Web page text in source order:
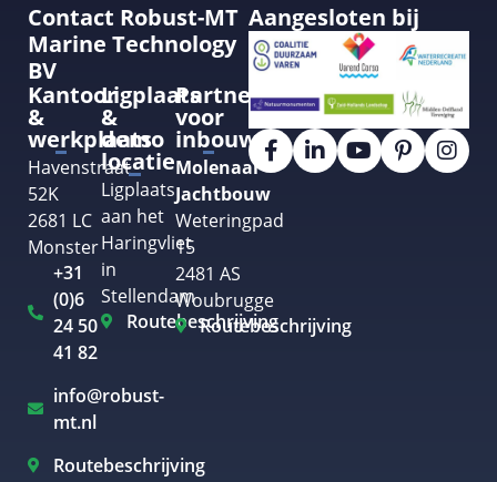
Contact Robust-MT
Marine Technology
BV
Kantoor
&
werkplaats
Havenstraat
52K
2681 LC
Monster
+31
(0)6
24 50
41 82
info@robust-
mt.nl
Routebeschrijving
Ligplaats
&
demo
locatie
Ligplaats
aan het
Haringvliet
in
Stellendam
Routebeschrijving
Partner
voor
inbouw
Molenaar
Jachtbouw
Weteringpad
15
2481 AS
Woubrugge
Routebeschrijving
Aangesloten bij